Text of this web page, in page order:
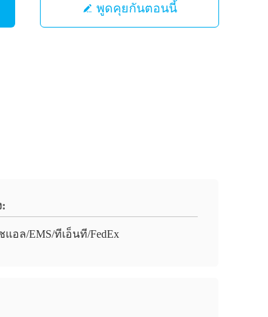
พูดคุยกันตอนนี้
แอล/EMS/ทีเอ็นที/FedEx